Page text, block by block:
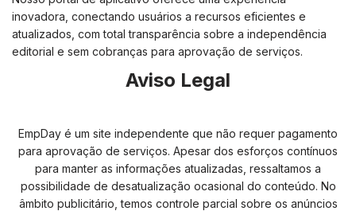
inovadora, conectando usuários a recursos eficientes e
atualizados, com total transparência sobre a independência
editorial e sem cobranças para aprovação de serviços.
Aviso Legal
EmpDay é um site independente que não requer pagamento
para aprovação de serviços. Apesar dos esforços contínuos
para manter as informações atualizadas, ressaltamos a
possibilidade de desatualização ocasional do conteúdo. No
âmbito publicitário, temos controle parcial sobre os anúncios